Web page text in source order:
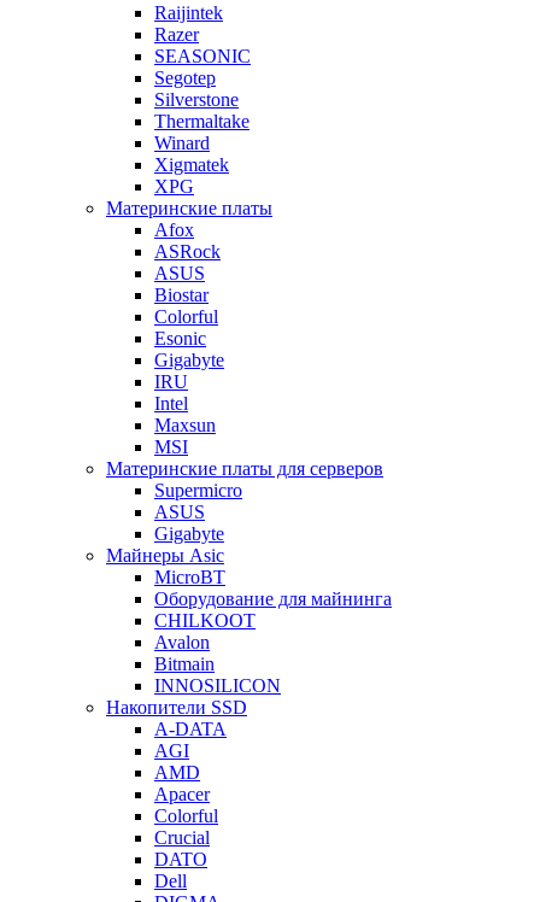
Raijintek
Razer
SEASONIC
Segotep
Silverstone
Thermaltake
Winard
Xigmatek
XPG
Материнские платы
Afox
ASRock
ASUS
Biostar
Colorful
Esonic
Gigabyte
IRU
Intel
Maxsun
MSI
Материнские платы для серверов
Supermicro
ASUS
Gigabyte
Майнеры Asic
MicroBT
Оборудование для майнинга
CHILKOOT
Avalon
Bitmain
INNOSILICON
Накопители SSD
A-DATA
AGI
AMD
Apacer
Colorful
Crucial
DATO
Dell